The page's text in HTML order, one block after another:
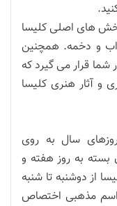
بخش های اصلی کلیسا
و دخمه. همچنین
شما قرار می گیرد که
و آثار هنری کلیسا
سال به روی
بسته به روز هفته و
از دوشنبه تا شنبه
مذهبی اختصاص